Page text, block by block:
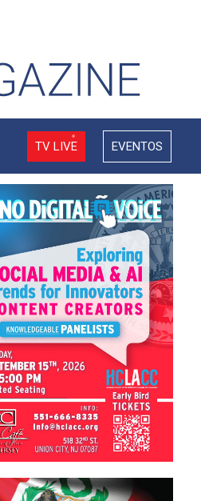
TV LIVE EVENTOS